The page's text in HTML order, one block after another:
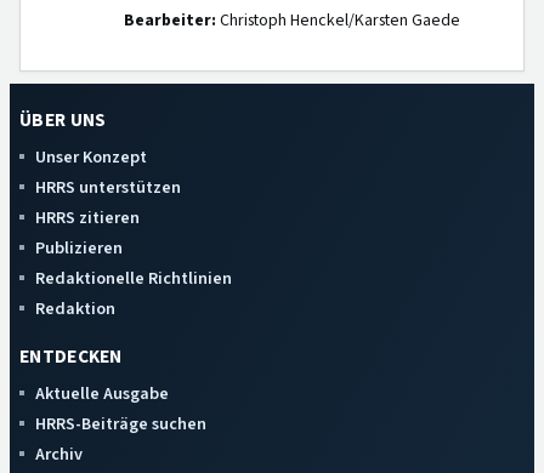
Bearbeiter: Christoph Henckel/Karsten Gaede
ÜBER UNS
Unser Konzept
HRRS unterstützen
HRRS zitieren
Publizieren
Redaktionelle Richtlinien
Redaktion
ENTDECKEN
Aktuelle Ausgabe
HRRS-Beiträge suchen
Archiv